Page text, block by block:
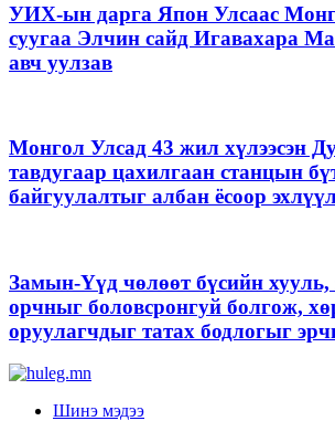
УИХ-ын дарга Япон Улсаас
суугаа Элчин сайд Игавахара
авч уулзав
Монгол Улсад 43 жил хүлээсэн
тавдугаар цахилгаан станцын
байгуулалтыг албан ёсоор
Замын-Үүд чөлөөт бүсийн хууль,
орчныг боловсронгуй болгож,
оруулагчдыг татах бодлогыг
Шинэ мэдээ